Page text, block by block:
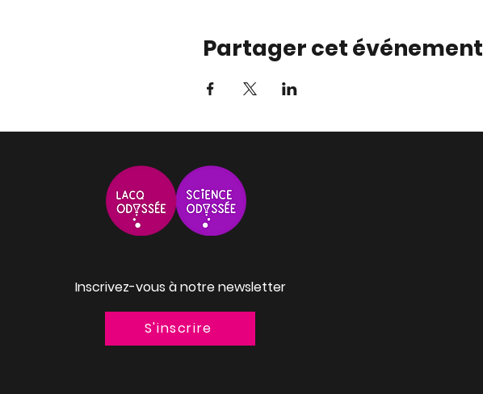
Partager cet événement
Inscrivez-vous à notre newsletter
S'inscrire